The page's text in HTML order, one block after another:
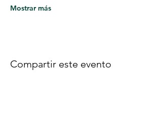
Mostrar más
Compartir este evento